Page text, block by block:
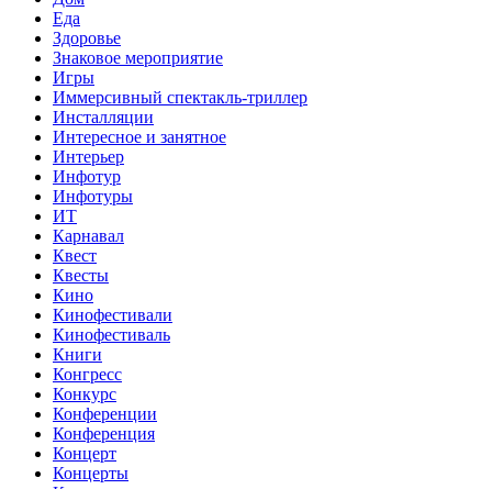
Еда
Здоровье
Знаковое мероприятие
Игры
Иммерсивный спектакль-триллер
Инсталляции
Интересное и занятное
Интерьер
Инфотур
Инфотуры
ИТ
Карнавал
Квест
Квесты
Кино
Кинофестивали
Кинофестиваль
Книги
Конгресс
Конкурс
Конференции
Конференция
Концерт
Концерты